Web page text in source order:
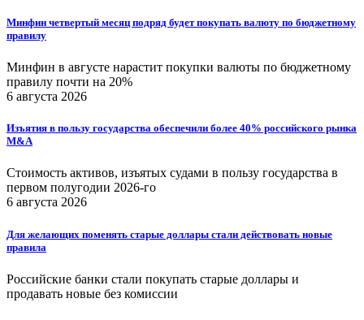
Минфин четвертый месяц подряд будет покупать валюту по бюджетному
правилу
Минфин в августе нарастит покупки валюты по бюджетному
правилу почти на 20%
6 августа 2026
Изъятия в пользу государства обеспечили более 40% российского рынка
M&A
Стоимость активов, изъятых судами в пользу государства в
первом полугодии 2026-го
6 августа 2026
Для желающих поменять старые доллары стали действовать новые
правила
Российские банки стали покупать старые доллары и
продавать новые без комиссии